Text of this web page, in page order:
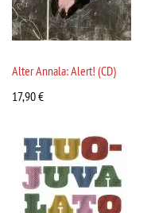
Alter Annala: Alert! (CD)
17,90€